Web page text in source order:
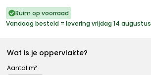
Ruim op voorraad
Vandaag besteld = levering vrijdag 14 augustus
Wat is je oppervlakte?
Aantal m²